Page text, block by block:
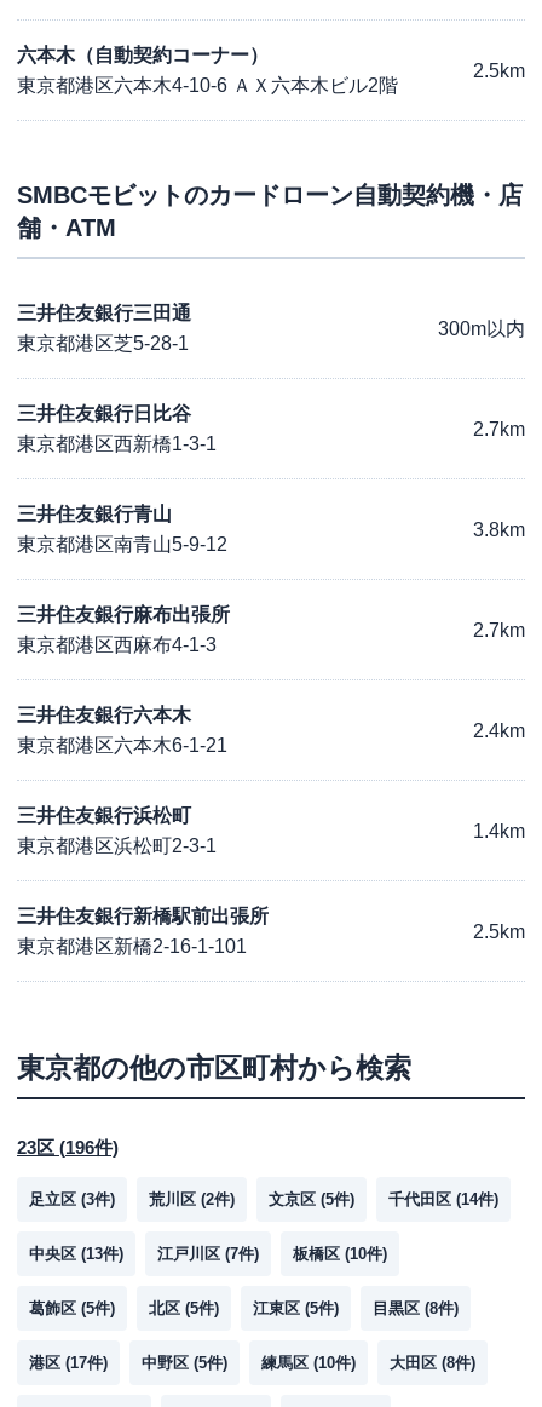
六本木（自動契約コーナー）
東京都港区六本木4-10-6 ＡＸ六本木ビル2階
2.5km
SMBCモビットのカードローン自動契約機・店
舗・ATM
三井住友銀行三田通
東京都港区芝5-28-1
300m以内
三井住友銀行日比谷
東京都港区西新橋1-3-1
2.7km
三井住友銀行青山
東京都港区南青山5-9-12
3.8km
三井住友銀行麻布出張所
東京都港区西麻布4-1-3
2.7km
三井住友銀行六本木
東京都港区六本木6-1-21
2.4km
三井住友銀行浜松町
東京都港区浜松町2-3-1
1.4km
三井住友銀行新橋駅前出張所
東京都港区新橋2-16-1-101
2.5km
東京都の他の市区町村から検索
23区 (196件)
足立区 (3件) 荒川区 (2件) 文京区 (5件) 千代田区 (14件)
中央区 (13件) 江戸川区 (7件) 板橋区 (10件)
葛飾区 (5件) 北区 (5件) 江東区 (5件) 目黒区 (8件)
港区 (17件) 中野区 (5件) 練馬区 (10件) 大田区 (8件)